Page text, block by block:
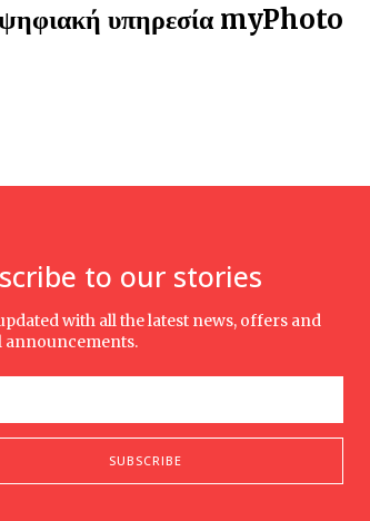
υπηρεσία myPhoto
to our stories
with all the latest news, offers and
announcements.
SUBSCRIBE